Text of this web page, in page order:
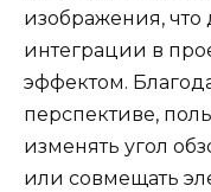
изображения,
интеграции в
эффектом.
перспективе,
изменять угол
или совмещать